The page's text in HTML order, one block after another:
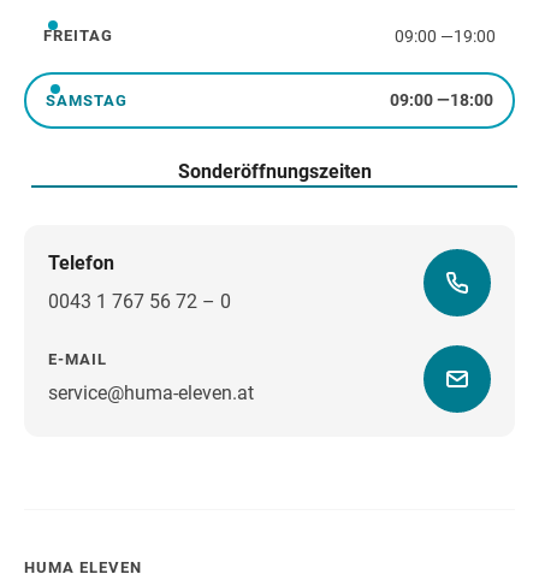
Freitag
FREITAG 09:00 —19:00
Samstag
SAMSTAG 09:00—18:00
Sonderöffnungszeiten
Telefon
0043 1 767 56 72 – 0
E-MAIL
service@huma-eleven.atWegbeschreibung
HUMA ELEVEN